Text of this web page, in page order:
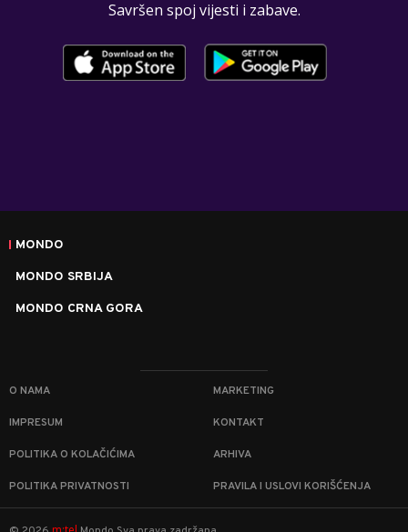
Savršen spoj vijesti i zabave.
MONDO
MONDO SRBIJA
MONDO CRNA GORA
O NAMA MARKETING
IMPRESUM KONTAKT
POLITIKA O KOLAČIĆIMA ARHIVA
POLITIKA PRIVATNOSTI PRAVILA I USLOVI KORIŠĆENJA